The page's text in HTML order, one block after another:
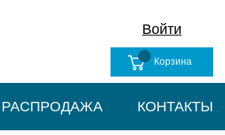
Войти
Корзина
РАСПРОДАЖА КОНТАКТЫ